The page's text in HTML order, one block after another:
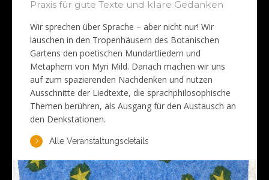
Praxis für gute Texte und klare Gedanken
Wir sprechen über Sprache – aber nicht nur! Wir
lauschen in den Tropenhäusern des Botanischen
Gartens den poetischen Mundartliedern und
Metaphern von Myri Mild. Danach machen wir uns
auf zum spazierenden Nachdenken und nutzen
Ausschnitte der Liedtexte, die sprachphilosophische
Themen berühren, als Ausgang für den Austausch an
den Denkstationen.
Alle Veranstaltungsdetails